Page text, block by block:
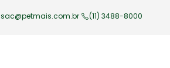
sac@petmais.com.br (11) 3488-8000